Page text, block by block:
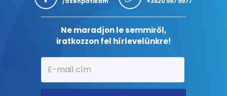
Ne maradjon le semmiről,
iratkozzon fel hírlevelünkre!